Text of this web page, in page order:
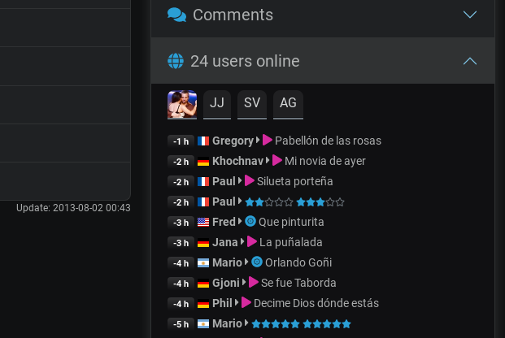
Update: 2013-08-02 00:43
Comments
24 users online
JJ SV AG
-1 h Gregory Pabellón de las rosas
-2 h Khochnav Mi novia de ayer
-2 h Paul Silueta porteña
-2 h Paul
-3 h Fred Que pinturita
-3 h Jana La puñalada
-4 h Mario Orlando Goñi
-4 h Gjoni Se fue Taborda
-4 h Phil Decime Dios dónde estás
-5 h Mario